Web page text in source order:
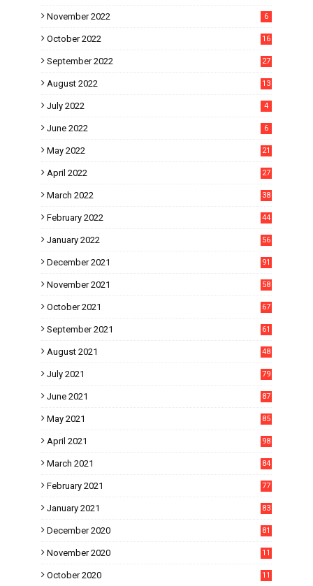
November 2022 6
October 2022 16
September 2022 27
August 2022 13
July 2022 4
June 2022 6
May 2022 21
April 2022 27
March 2022 38
February 2022 44
January 2022 56
December 2021 91
November 2021 58
October 2021 67
September 2021 61
August 2021 48
July 2021 79
June 2021 87
May 2021 85
April 2021 98
March 2021 84
February 2021 77
January 2021 83
December 2020 81
November 2020
11
October 2020
11